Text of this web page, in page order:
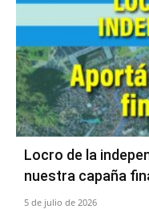
Locro de la
nuestra capaña
5 de julio de 2026